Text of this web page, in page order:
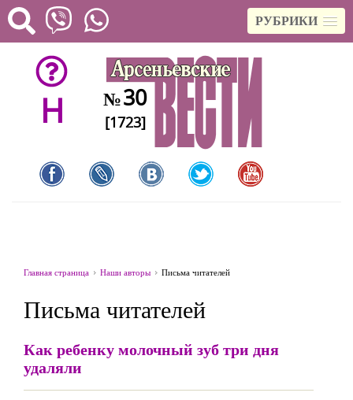
РУБРИКИ
H №30
[1723]
Главная страница Наши авторы Письма читателей
Письма читателей
Как ребенку молочный зуб три дня
удаляли